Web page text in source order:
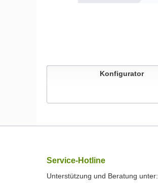
Konfigurator
Service-Hotline
Unterstützung und Beratung unter: